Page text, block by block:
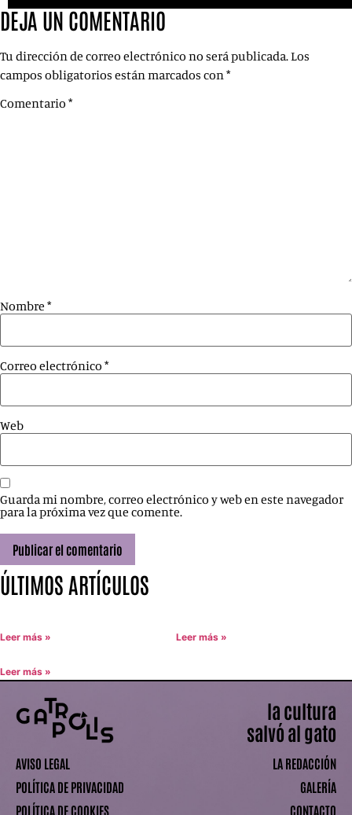
DEJA UN COMENTARIO
Tu dirección de correo electrónico no será publicada.Los
campos obligatorios están marcados con*
Comentario *
Nombre *
Correo electrónico *
Web
Guarda mi nombre, correo electrónico y web en este navegador
para la próxima vez que comente.
ÚLTIMOS ARTÍCULOS
Leer más » Leer más »
Leer más »
AVISO LEGAL
POLÍTICA DE PRIVACIDAD
POLÍTICA DE COOKIES
la cultura
salvó al gato
LA REDACCIÓN
GALERÍA
CONTACTO